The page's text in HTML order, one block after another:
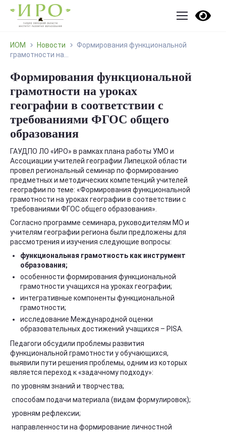
ИОМ Новости
Формирования функциональной
грамотности на...
Формирования функциональной
грамотности на уроках
географии в соответствии с
требованиями ФГОС общего
образования
ГАУДПО ЛО «ИРО» в рамках плана работы УМО и
Ассоциации учителей географии Липецкой области
провел региональный семинар по формированию
предметных и методических компетенций учителей
географии по теме: «Формирования функциональной
грамотности на уроках географии в соответствии с
требованиями ФГОС общего образования».
Согласно программе семинара, руководителям МО и
учителям географии региона были предложены для
рассмотрения и изучения следующие вопросы:
функциональная грамотность как инструмент
образования;
особенности формирования функциональной
грамотности учащихся на уроках географии;
интегративные компоненты функциональной
грамотности;
исследование Международной оценки
образовательных достижений учащихся – PISA.
Педагоги обсудили проблемы развития
функциональной грамотности у обучающихся,
выявили пути решения проблемы, одним из которых
является переход к «задачному подходу»:
по уровням знаний и творчества;
способам подачи материала (видам формулировок);
уровням рефлексии;
направленности на формирование личностной